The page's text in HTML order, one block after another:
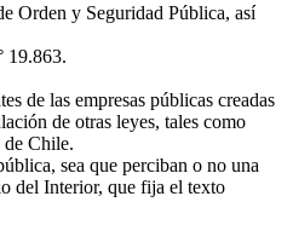
Orden y Seguridad Pública, así
19.863.
de las empresas públicas creadas
de otras leyes, tales como
Chile.
sea que perciban o no una
del Interior, que fija el texto